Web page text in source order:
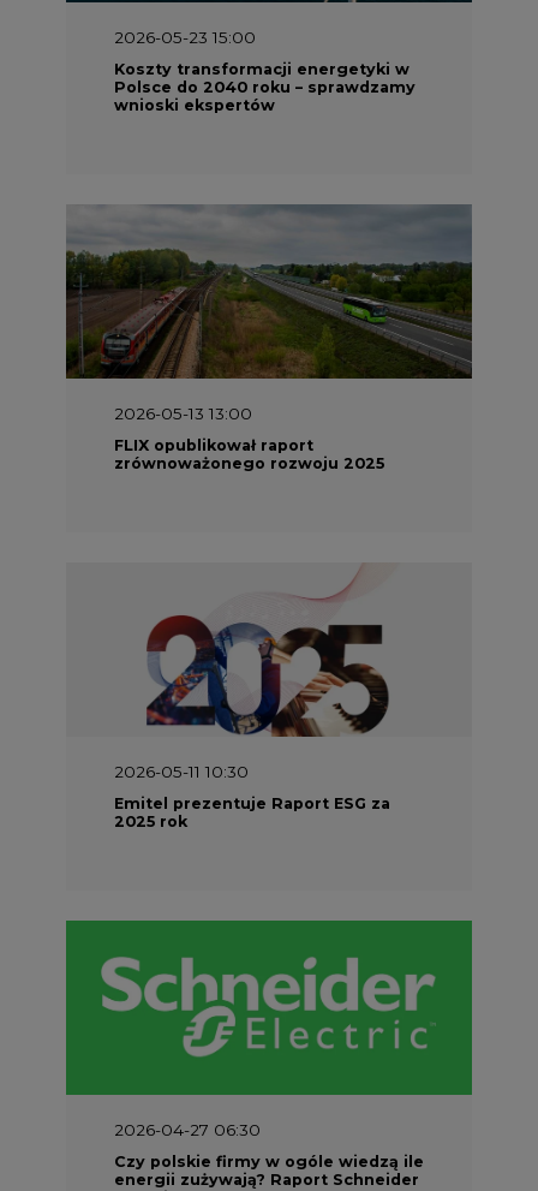
2026-05-23 15:00
Koszty transformacji energetyki w
Polsce do 2040 roku – sprawdzamy
wnioski ekspertów
2026-05-13 13:00
FLIX opublikował raport
zrównoważonego rozwoju 2025
2026-05-11 10:30
Emitel prezentuje Raport ESG za
2025 rok
2026-04-27 06:30
Czy polskie firmy w ogóle wiedzą ile
energii zużywają? Raport Schneider